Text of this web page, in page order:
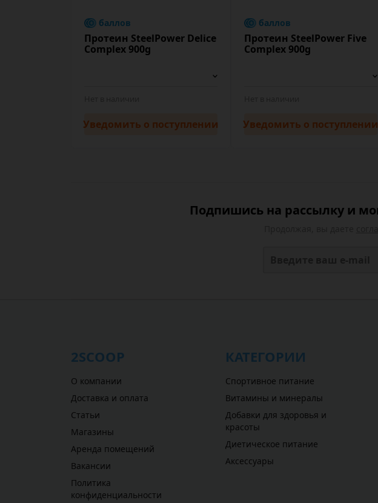
баллов
Протеин SteelPower Delice
Complex 900g
Уведомить о поступлении
баллов
Протеин SteelPower Five
Complex 900g
Уведомить о поступлении
Подпишись на рассылку и
2SCOOP
О компании
Доставка и оплата
Статьи
Магазины
Аренда помещений
Вакансии
Политика
конфиденциальности
КАТЕГОРИИ
Спортивное питание
Витамины и минералы
Добавки для здоровья и
красоты
Диетическое питание
Аксессуары